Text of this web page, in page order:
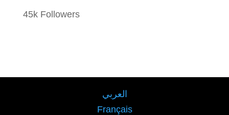
45k Followers
العربي
Français